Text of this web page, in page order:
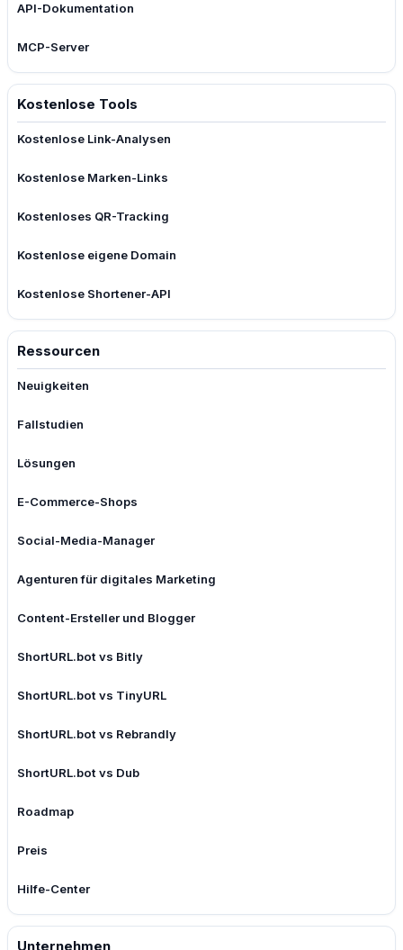
API-Dokumentation
MCP-Server
Kostenlose Tools
Kostenlose Link-Analysen
Kostenlose Marken-Links
Kostenloses QR-Tracking
Kostenlose eigene Domain
Kostenlose Shortener-API
Ressourcen
Neuigkeiten
Fallstudien
Lösungen
E-Commerce-Shops
Social-Media-Manager
Agenturen für digitales Marketing
Content-Ersteller und Blogger
ShortURL.bot vs Bitly
ShortURL.bot vs TinyURL
ShortURL.bot vs Rebrandly
ShortURL.bot vs Dub
Roadmap
Preis
Hilfe-Center
Unternehmen